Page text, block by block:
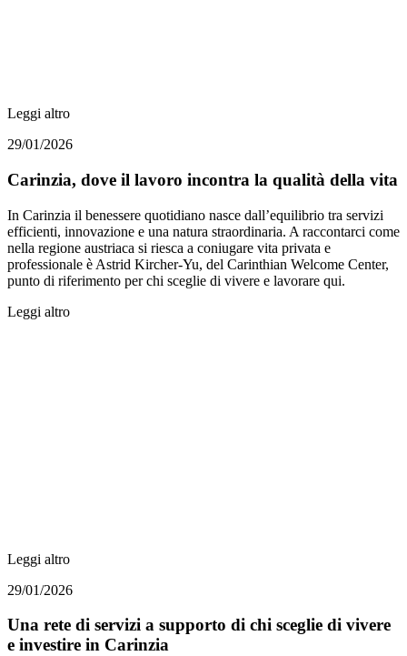
Leggi altro
29/01/2026
Carinzia, dove il lavoro incontra la qualità della vita
In Carinzia il benessere quotidiano nasce dall’equilibrio tra servizi
efficienti, innovazione e una natura straordinaria. A raccontarci come
nella regione austriaca si riesca a coniugare vita privata e
professionale è Astrid Kircher-Yu, del Carinthian Welcome Center,
punto di riferimento per chi sceglie di vivere e lavorare qui.
Leggi altro
Leggi altro
29/01/2026
Una rete di servizi a supporto di chi sceglie di vivere
e investire in Carinzia